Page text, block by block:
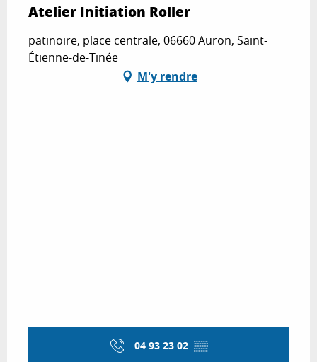
Atelier Initiation Roller
patinoire, place centrale, 06660 Auron, Saint-
Étienne-de-Tinée
M'y rendre
04 93 23 02 ▒▒